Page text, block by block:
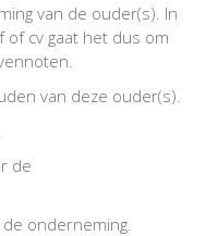
van de ouder(s). In
of cv gaat het dus om
van deze ouder(s).
de
onderneming.